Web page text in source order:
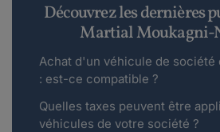
Découvrez les dernières
Martial Moukagni-
Achat d'un véhicule de
: est-ce compatible ?
Quelles taxes peuvent être
véhicules de votre société ?